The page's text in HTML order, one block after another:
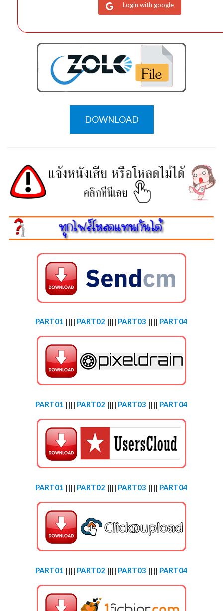
Login with google
DOWNLOAD
PART01 |||| PART02 |||| PART03 |||| PART04
PART01 |||| PART02 |||| PART03 |||| PART04
PART01 |||| PART02 |||| PART03 |||| PART04
PART01 |||| PART02 |||| PART03 |||| PART04